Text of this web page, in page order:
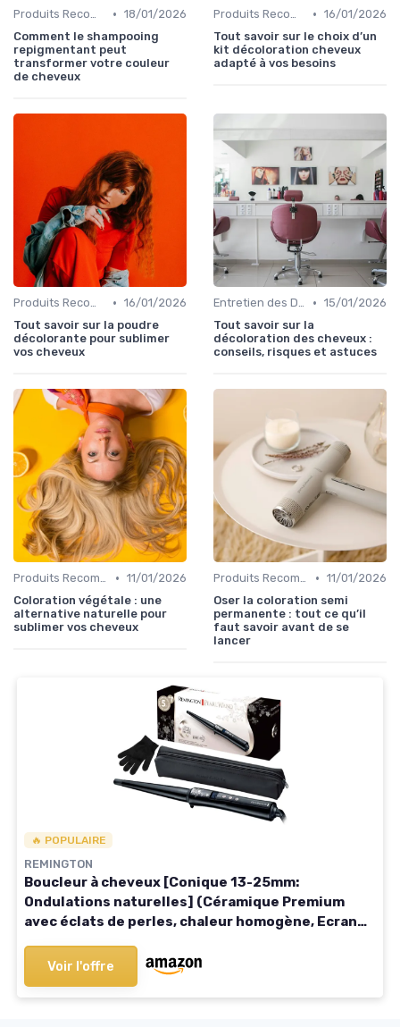
Produits Recommandés • 18/01/2026
Comment le shampooing
repigmentant peut
transformer votre couleur
de cheveux
Produits Recommandés • 16/01/2026
Tout savoir sur le choix d’un
kit décoloration cheveux
adapté à vos besoins
Produits Recommandés • 16/01/2026
Tout savoir sur la poudre
décolorante pour sublimer
vos cheveux
Entretien des Différents Types de Cheveux • 15/01/2026
Tout savoir sur la
décoloration des cheveux :
conseils, risques et astuces
Produits Recommandés • 11/01/2026
Coloration végétale : une
alternative naturelle pour
sublimer vos cheveux
Produits Recommandés • 11/01/2026
Oser la coloration semi
permanente : tout ce qu’il
faut savoir avant de se
lancer
🔥 POPULAIRE
REMINGTON
Boucleur à cheveux [Conique 13-25mm:
Ondulations naturelles] (Céramique Premium
avec éclats de perles, chaleur homogène, Ecran
CI951 Boucleur nouveau
Voir l'offre